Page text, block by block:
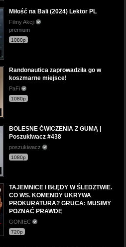
Miłość na Bali (2024) Lektor PL
Filmy Akcji
premium
1080p
Randonautica zaprowadziła go w
koszmarne miejsce!
PaFi
1080p
BOLESNE ĆWICZENIA Z GUMĄ |
Poszukiwacz #438
poszukiwacz
1080p
TAJEMNICE I BŁĘDY W ŚLEDZTWIE.
CO WS. KOMENDY UKRYWA
PROKURATURA? GRUCA: MUSIMY
POZNAĆ PRAWDĘ
GONIEC
720p